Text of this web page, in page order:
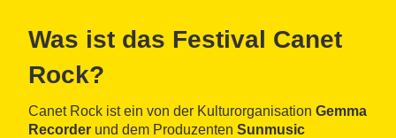
Was ist das Festival Canet
Rock?
Canet Rock ist ein von der Kulturorganisation Gemma
Recorder und dem Produzenten Sunmusic